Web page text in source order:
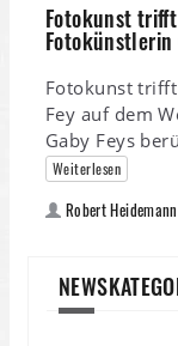
Fotokunst
Fotokünstlerin
Fotokunst
Fey auf dem
Gaby Feys
Weiterlesen
Robert Heidemann